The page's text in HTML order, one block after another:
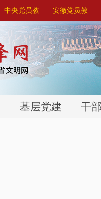
中央党员教
育系列平台>
>
安徽党员教
育系列平台>
>
基层党建 干